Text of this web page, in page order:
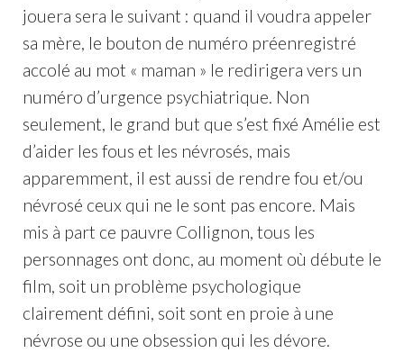
jouera sera le suivant : quand il voudra appeler
sa mère, le bouton de numéro préenregistré
accolé au mot « maman » le redirigera vers un
numéro d’urgence psychiatrique. Non
seulement, le grand but que s’est fixé Amélie est
d’aider les fous et les névrosés, mais
apparemment, il est aussi de rendre fou et/ou
névrosé ceux qui ne le sont pas encore. Mais
mis à part ce pauvre Collignon, tous les
personnages ont donc, au moment où débute le
film, soit un problème psychologique
clairement défini, soit sont en proie à une
névrose ou une obsession qui les dévore.